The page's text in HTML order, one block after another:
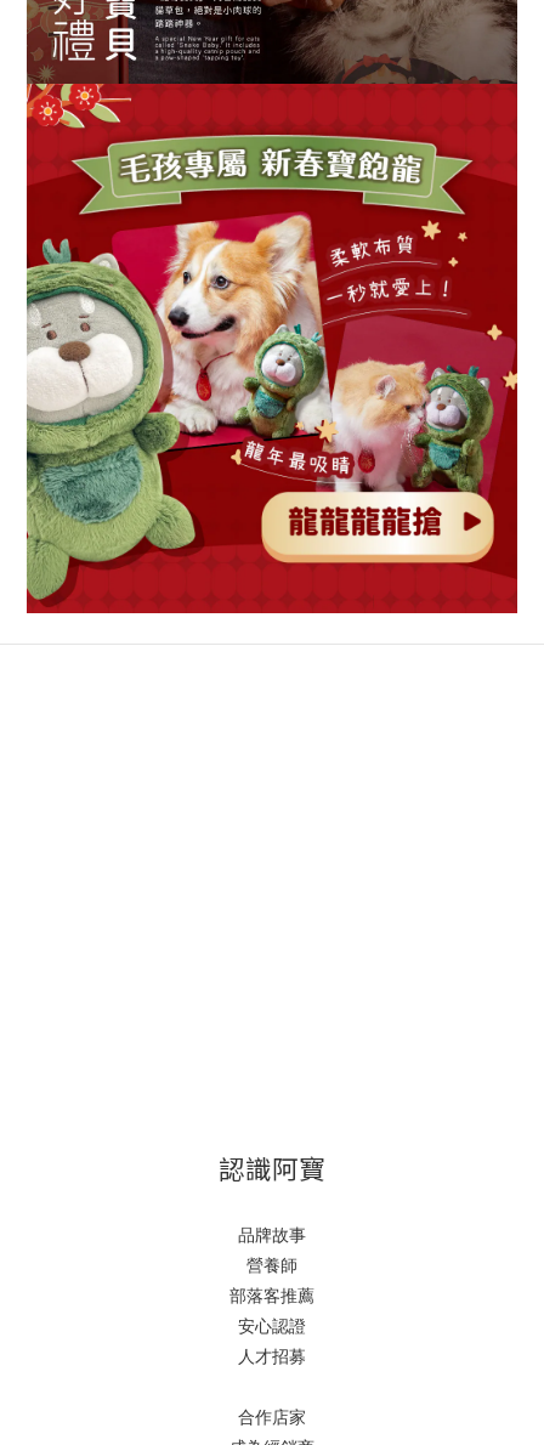
認識阿寶
品牌故事
營養師
部落客推薦
安心認證
人才招募
合作店家